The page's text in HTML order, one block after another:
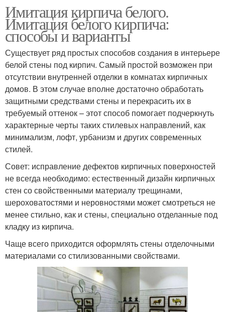
Имитация кирпича белого.
Имитация белого кирпича:
способы и варианты
Существует ряд простых способов создания в интерьере
белой стены под кирпич. Самый простой возможен при
отсутствии внутренней отделки в комнатах кирпичных
домов. В этом случае вполне достаточно обработать
защитными средствами стены и перекрасить их в
требуемый оттенок – этот способ помогает подчеркнуть
характерные черты таких стилевых направлений, как
минимализм, лофт, урбанизм и других современных
стилей.
Совет: исправление дефектов кирпичных поверхностей
не всегда необходимо: естественный дизайн кирпичных
стен со свойственными материалу трещинами,
шероховатостями и неровностями может смотреться не
менее стильно, как и стены, специально отделанные под
кладку из кирпича.
Чаще всего приходится оформлять стены отделочными
материалами со стилизованными свойствами.